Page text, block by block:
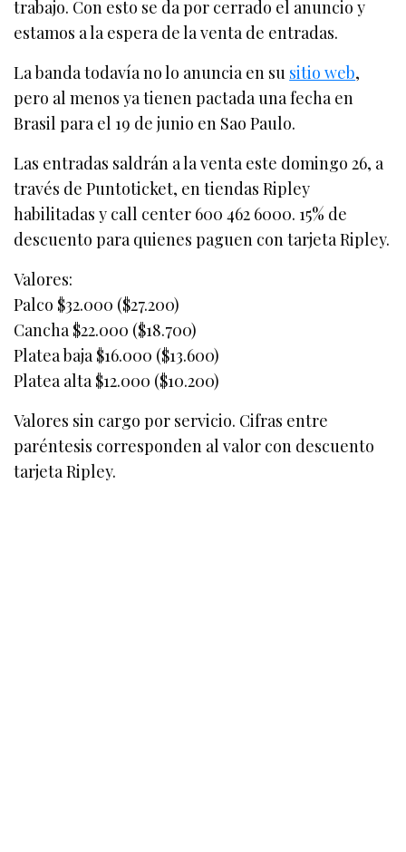
trabajo. Con esto se da por cerrado el anuncio y
estamos a la espera de la venta de entradas.
La banda todavía no lo anuncia en su sitio web,
pero al menos ya tienen pactada una fecha en
Brasil para el 19 de junio en Sao Paulo.
Las entradas saldrán a la venta este domingo 26, a
través de Puntoticket, en tiendas Ripley
habilitadas y call center 600 462 6000. 15% de
descuento para quienes paguen con tarjeta Ripley.
Valores:
Palco $32.000 ($27.200)
Cancha $22.000 ($18.700)
Platea baja $16.000 ($13.600)
Platea alta $12.000 ($10.200)
Valores sin cargo por servicio. Cifras entre
paréntesis corresponden al valor con descuento
tarjeta Ripley.